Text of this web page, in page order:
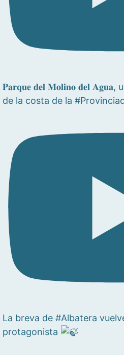
𝐏𝐚𝐫𝐪𝐮𝐞 𝐝𝐞𝐥 𝐌𝐨𝐥𝐢𝐧𝐨 𝐝𝐞𝐥
de la costa de la
La breva de #Albatera
protagonista